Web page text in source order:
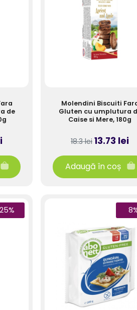
de
Molendini Biscuiti
Gluten cu umplutura
Caise si Mere, 180g
18.3 lei 13.73 lei
Adaugă în coș
25%